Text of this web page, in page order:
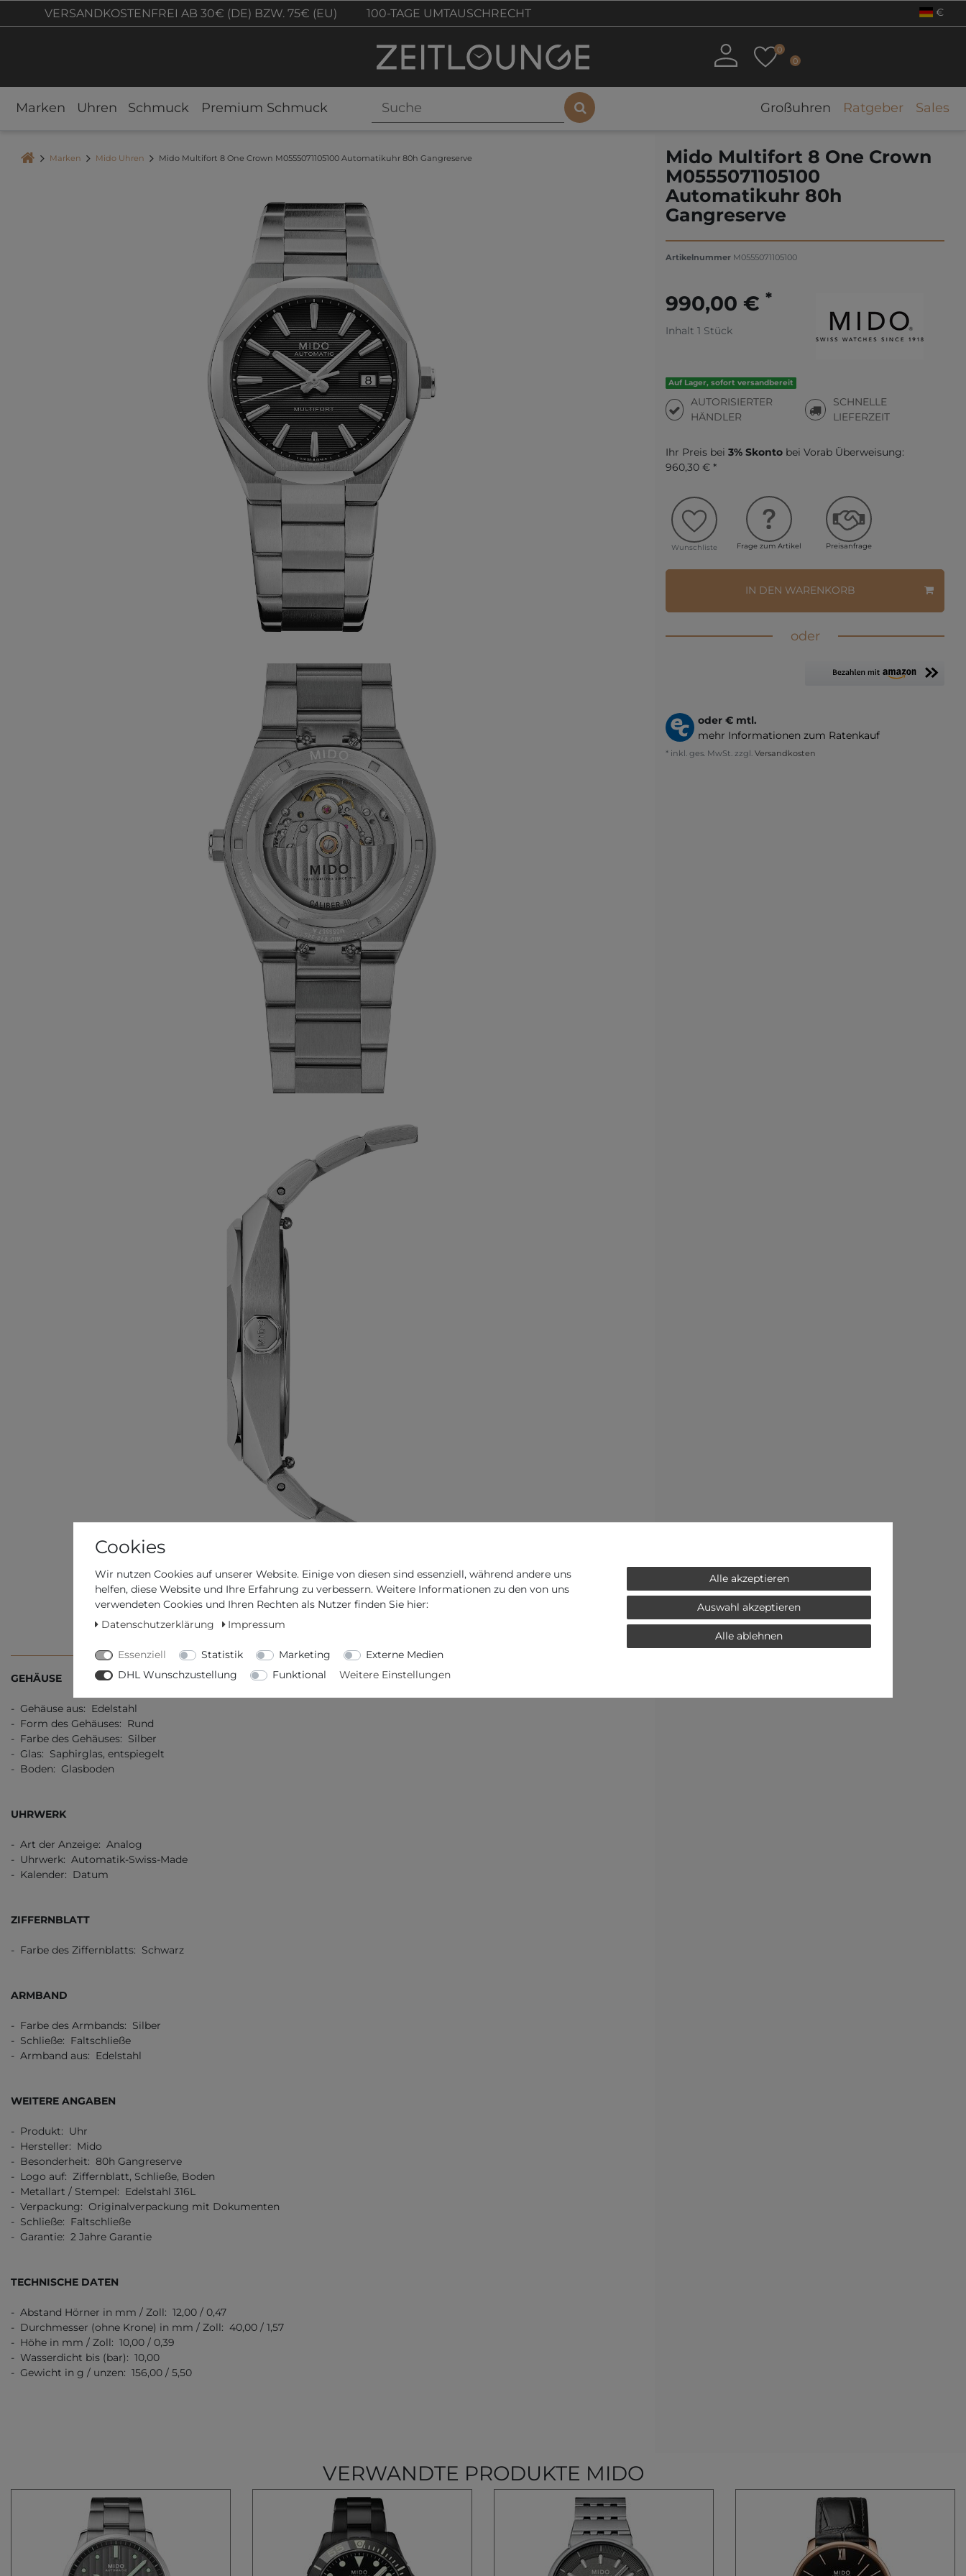
VERSANDKOSTENFREI AB 30€ (DE) BZW. 75€ (EU) 100-TAGE UMTAUSCHRECHT €
0
0
Marken Uhren Schmuck Premium Schmuck Großuhren Ratgeber Sales
Marken Mido Uhren Mido Multifort 8 One Crown M0555071105100 Automatikuhr 80h Gangreserve
Art.-ID - 165879
TECHNISCHE DATEN WEITERE DETAILS
GEHÄUSE
- Gehäuse aus: Edelstahl
- Form des Gehäuses: Rund
- Farbe des Gehäuses: Silber
- Glas: Saphirglas, entspiegelt
- Boden: Glasboden
UHRWERK
- Art der Anzeige: Analog
- Uhrwerk: Automatik-Swiss-Made
- Kalender: Datum
ZIFFERNBLATT
- Farbe des Ziffernblatts: Schwarz
ARMBAND
- Farbe des Armbands: Silber
- Schließe: Faltschließe
- Armband aus: Edelstahl
WEITERE ANGABEN
- Produkt: Uhr
- Hersteller: Mido
- Besonderheit: 80h Gangreserve
- Logo auf: Ziffernblatt, Schließe, Boden
- Metallart / Stempel: Edelstahl 316L
- Verpackung: Originalverpackung mit Dokumenten
- Schließe: Faltschließe
- Garantie: 2 Jahre Garantie
TECHNISCHE DATEN
- Abstand Hörner in mm / Zoll: 12,00 / 0,47
- Durchmesser (ohne Krone) in mm / Zoll: 40,00 / 1,57
- Höhe in mm / Zoll: 10,00 / 0,39
- Wasserdicht bis (bar): 10,00
- Gewicht in g / unzen: 156,00 / 5,50
Mido Multifort 8 One Crown
M0555071105100
Automatikuhr 80h
Gangreserve
Artikelnummer M0555071105100
990,00 € *
Inhalt 1 Stück
Auf Lager, sofort versandbereit
AUTORISIERTER
HÄNDLER
SCHNELLE
LIEFERZEIT
Ihr Preis bei 3% Skonto bei Vorab Überweisung:
960,30 € *
Wunschliste Frage zum Artikel Preisanfrage
IN DEN WARENKORB
oder
oder € mtl.
mehr Informationen zum Ratenkauf
* inkl. ges. MwSt. zzgl. Versandkosten
VERWANDTE PRODUKTE MIDO
Cookies
Wir nutzen Cookies auf unserer Website. Einige von diesen sind essenziell, während andere uns
helfen, diese Website und Ihre Erfahrung zu verbessern. Weitere Informationen zu den von uns
verwendeten Cookies und Ihren Rechten als Nutzer finden Sie hier:
Datenschutzerklärung
Impressum
Essenziell Statistik Marketing
Externe Medien
DHL Wunschzustellung
Funktional Weitere Einstellungen
Alle akzeptieren
Auswahl akzeptieren
Alle ablehnen